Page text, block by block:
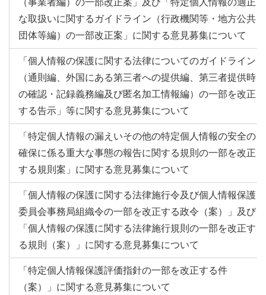
（事業者編）の一部改正案」及び「特定個人情報の適正
な取扱いに関するガイドライン（行政機関等・地方公共
団体等編）の一部改正案」に関する意見募集について
「個人情報の保護に関する法律についてのガイドライン
（通則編、外国にある第三者への提供編、第三者提供時
の確認・記録義務編及び匿名加工情報編）の一部を改正
する告示」等に関する意見募集について
「特定個人情報の漏えいその他の特定個人情報の安全の
確保に係る重大な事態の報告に関する規則の一部を改正
する規則案」に関する意見募集について
「個人情報の保護に関する法律施行令及び個人情報保護
委員会事務局組織令の一部を改正する政令（案）」及び
「個人情報の保護に関する法律施行規則の一部を改正す
る規則（案）」に関する意見募集について
「特定個人情報保護評価指針の一部を改正する件
（案）」に関する意見募集について